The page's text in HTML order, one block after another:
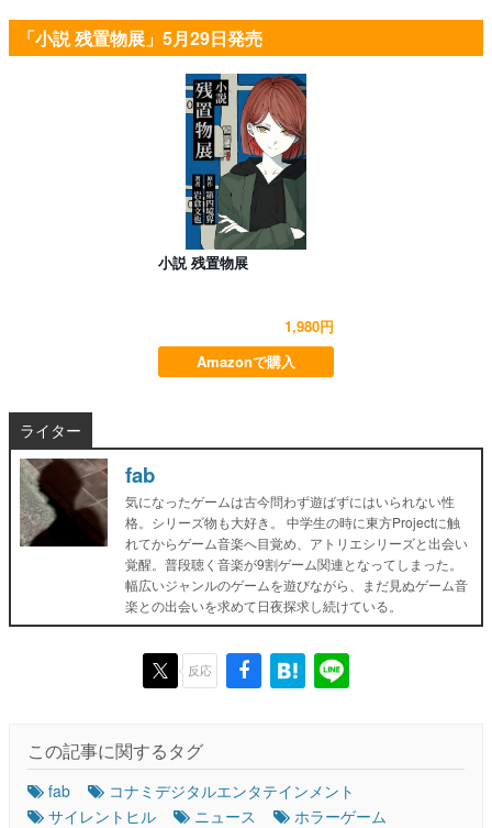
「小説 残置物展」5月29日発売
小説 残置物展
1,980円
Amazonで購入
ライター
fab
気になったゲームは古今問わず遊ばずにはいられない性
格。シリーズ物も大好き。 中学生の時に東方Projectに触
れてからゲーム音楽へ目覚め、アトリエシリーズと出会い
覚醒。普段聴く音楽が9割ゲーム関連となってしまった。
幅広いジャンルのゲームを遊びながら、まだ見ぬゲーム音
楽との出会いを求めて日夜探求し続けている。
反応
この記事に関するタグ
fab
コナミデジタルエンタテインメント
サイレントヒル
ニュース
ホラーゲーム